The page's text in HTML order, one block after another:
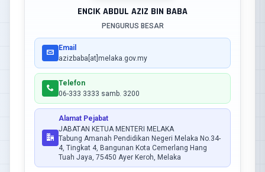
ENCIK ABDUL AZIZ BIN BABA
PENGURUS BESAR
Email
azizbaba[at]melaka.gov.my
Telefon
06-333 3333 samb. 3200
Alamat Pejabat
JABATAN KETUA MENTERI MELAKA
Tabung Amanah Pendidikan Negeri Melaka No.34-
4, Tingkat 4, Bangunan Kota Cemerlang Hang
Tuah Jaya, 75450 Ayer Keroh, Melaka